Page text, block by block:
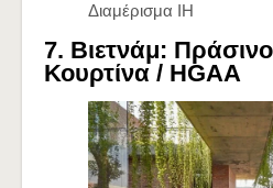
Διαμέρισμα IH
7. Βιετνάμ: Πράσινο
Κουρτίνα / HGAA